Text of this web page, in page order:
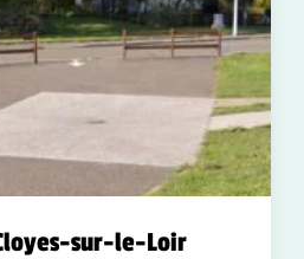
sur-le-Loir